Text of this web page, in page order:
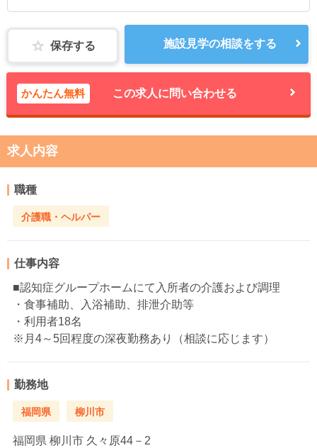
保存する 施設見学の相談をする
かんたん無料 この求人に問い合わせる
求人内容
職種
介護職・ヘルパー
仕事内容
■認知症グループホームにて入所者の介護および調理
・食事補助、入浴補助、排泄介助等
・利用者18名
※月4～5回程度の深夜勤務あり（相談に応じます）
勤務地
福岡県 柳川市
福岡県 柳川市 久々原44－2